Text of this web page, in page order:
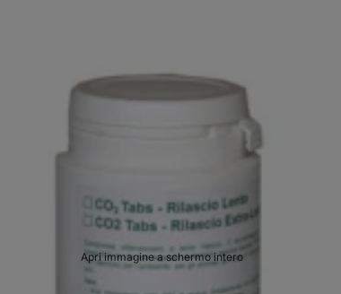
Apri immagine a schermo intero